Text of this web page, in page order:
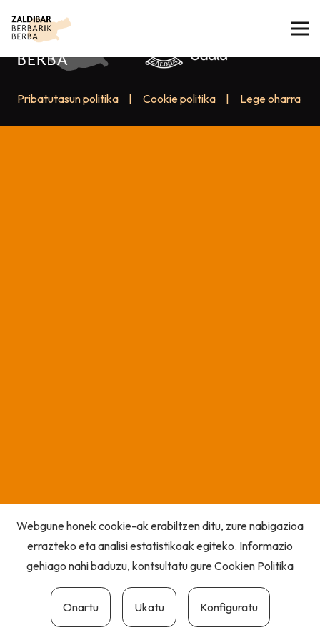
Pribatutasun politika Cookie politika Lege oharra
Webgune honek cookie-ak erabiltzen ditu, zure nabigazioa
errazteko eta analisi estatistikoak egiteko. Informazio
gehiago nahi baduzu, kontsultatu gureCookien Politika
Onartu Ukatu Konfiguratu